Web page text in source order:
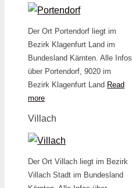
Der Ort Portendorf liegt im
Bezirk Klagenfurt Land im
Bundesland Kärnten. Alle Infos
über Portendorf, 9020 im
Bezirk Klagenfurt Land Read
more
Villach
Der Ort Villach liegt im Bezirk
Villach Stadt im Bundesland